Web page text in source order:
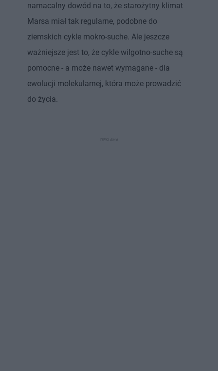
namacalny dowód na to, że starożytny klimat
Marsa miał tak regularne, podobne do
ziemskich cykle mokro-suche. Ale jeszcze
ważniejsze jest to, że cykle wilgotno-suche są
pomocne - a może nawet wymagane - dla
ewolucji molekularnej, która może prowadzić
do życia.